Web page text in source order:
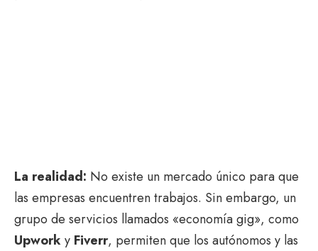
La realidad: No existe un mercado único para que
las empresas encuentren trabajos. Sin embargo, un
grupo de servicios llamados «economía gig», como
Upworky Fiverr, permiten que los autónomos y las